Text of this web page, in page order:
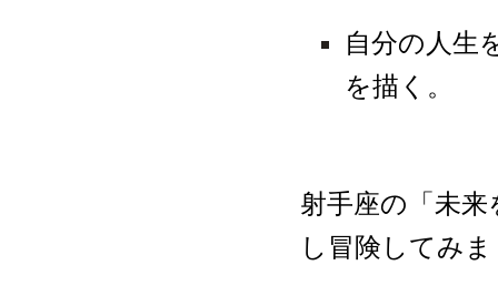
自分の人生
を描く。
射手座の「未
し冒険してみ